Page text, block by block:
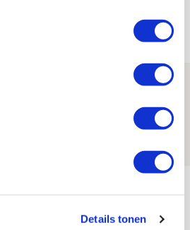
Details tonen
in fotoverslag van